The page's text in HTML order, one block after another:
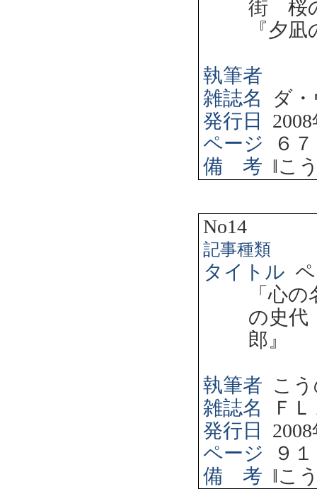
街 桜
『夕
執筆者
雑誌名
ダ
発行日
2008
ページ
６７
備 考 ‖こ
No14
記事種類
タイトル
「心
の史
郎』
執筆者 こ
雑誌名
Ｆ
発行日
2008
ページ
９１
備 考 ‖こ